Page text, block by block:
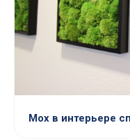
Мох в интерьере